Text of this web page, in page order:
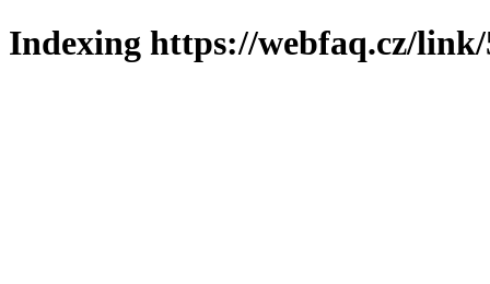
Indexing https://webfaq.cz/link/